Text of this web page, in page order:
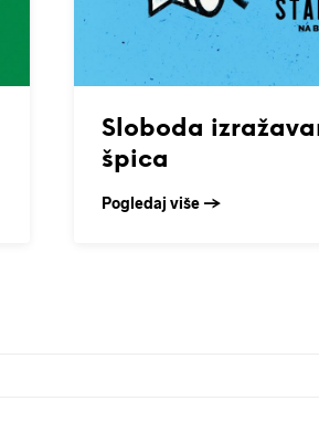
Sloboda
špica
Pogledaj više →